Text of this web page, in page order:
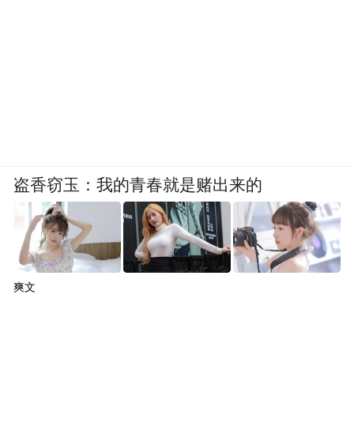
盗香窃玉：我的青春就是赌出来的
爽文